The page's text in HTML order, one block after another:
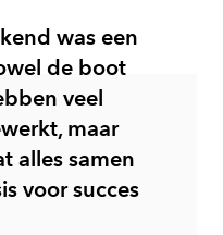
was een
de boot
veel
maar
alles samen
voor succes